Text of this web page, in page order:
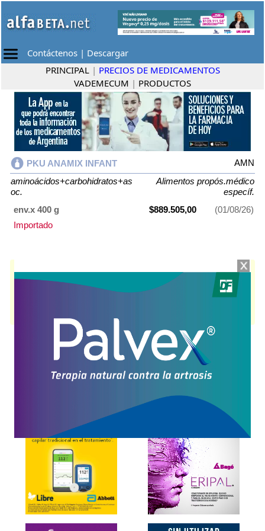
Contáctenos | Descargar
PRINCIPAL | PRECIOS DE MEDICAMENTOS
VADEMECUM | PRODUCTOS
PKU ANAMIX INFANT
AMN
aminoácidos+carbohidratos+as
oc.
Alimentos propós.médico
específ.
env.x 400 g
$889.505,00
(01/08/26)
Importado
PKU ANAMIX INFANTcontieneaminoácidos+carbohidratos+asoc.y se
indica comoAlimentos propós.médico específ. . Es producido porAMN
cuenta con 1 presentación disponible.
Explorar más
Otros productos con aminoácidos+carbohidratos+asoc.
Otros productos deAMN